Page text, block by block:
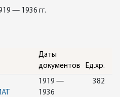
— 1936 гг.
Даты
документов
Ед.хр.
1919 —
1936
382